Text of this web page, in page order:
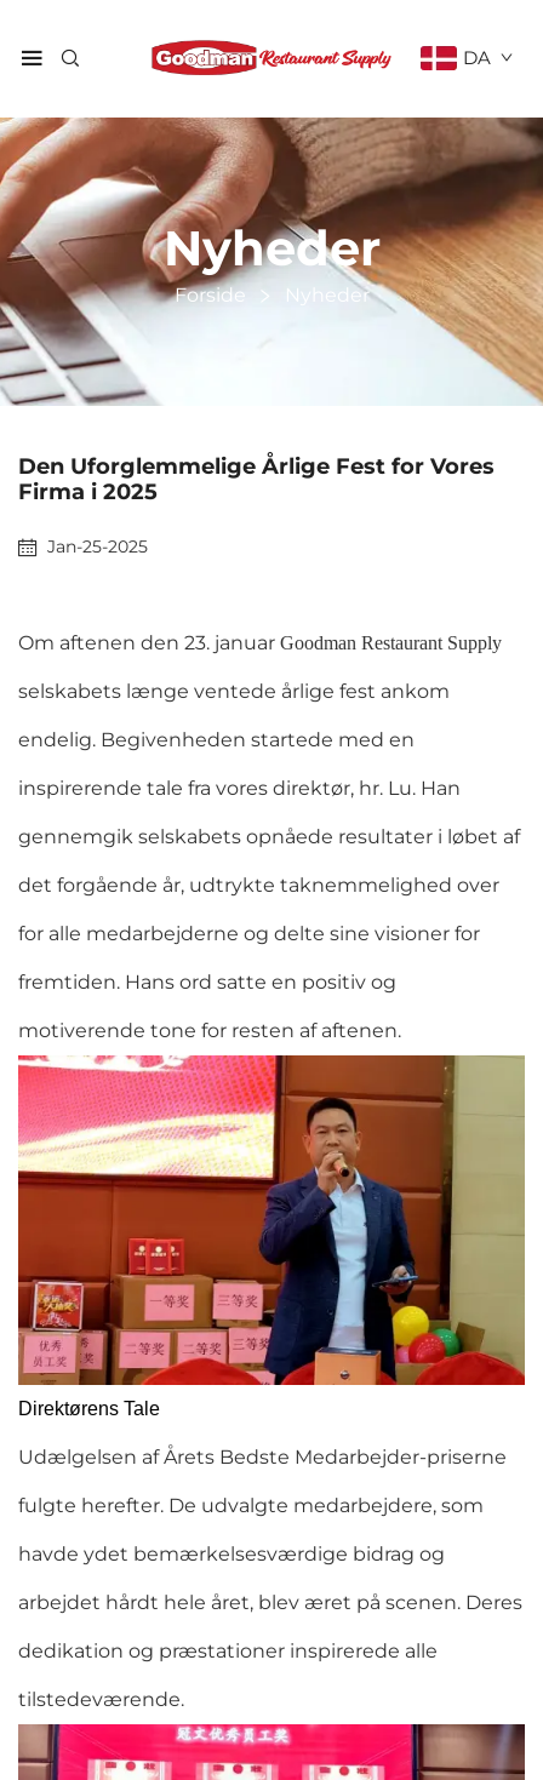
DA
Nyheder
Forside Nyheder
Den Uforglemmelige Årlige Fest for Vores
Firma i 2025
Jan-25-2025
Om aftenen den 23. januar Goodman Restaurant Supply
selskabets længe ventede årlige fest ankom
endelig. Begivenheden startede med en
inspirerende tale fra vores direktør, hr. Lu. Han
gennemgik selskabets opnåede resultater i løbet af
det forgående år, udtrykte taknemmelighed over
for alle medarbejderne og delte sine visioner for
fremtiden. Hans ord satte en positiv og
motiverende tone for resten af aftenen.
Direktørens Tale
Udælgelsen af Årets Bedste Medarbejder-priserne
fulgte herefter. De udvalgte medarbejdere, som
havde ydet bemærkelsesværdige bidrag og
arbejdet hårdt hele året, blev æret på scenen. Deres
dedikation og præstationer inspirerede alle
tilstedeværende.